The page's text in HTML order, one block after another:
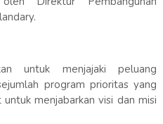
untuk menjajaki peluang
program prioritas yang
menjabarkan visi dan misi